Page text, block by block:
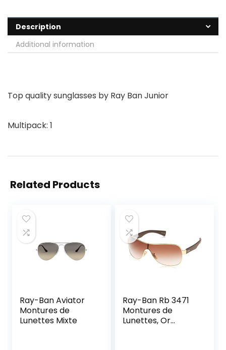
Description
Additional information
Top quality sunglasses by Ray Ban Junior
Multipack: 1
Related Products
Ray-Ban Aviator
Montures de
Lunettes Mixte
Ray-Ban Rb 3471
Montures de
Lunettes, Or